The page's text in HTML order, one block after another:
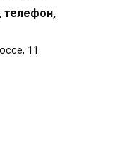
телефон,
11